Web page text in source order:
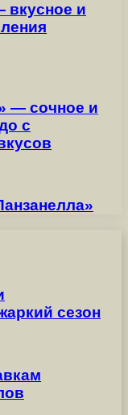
вкусное и
— сочное и
с
сезон